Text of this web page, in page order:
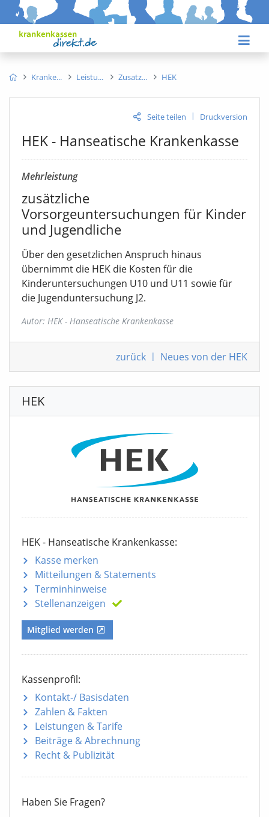
Kranke Leistu Zusatz HEK
Seite teilen | Druckversion
HEK - Hanseatische Krankenkasse
Mehrleistung
zusätzliche
Vorsorgeuntersuchungen für Kinder
und Jugendliche
Über den gesetzlichen Anspruch hinaus
übernimmt die HEK die Kosten für die
Kinderuntersuchungen U10 und U11 sowie für
die Jugenduntersuchung J2.
Autor: HEK - Hanseatische Krankenkasse
zurück | Neues von der HEK
HEK
HEK - Hanseatische Krankenkasse:
Kasse merken
Mitteilungen & Statements
Terminhinweise
Stellenanzeigen
Mitglied werden
Kassenprofil:
Kontakt-/ Basisdaten
Zahlen & Fakten
Leistungen & Tarife
Beiträge & Abrechnung
Recht & Publizität
Haben Sie Fragen?